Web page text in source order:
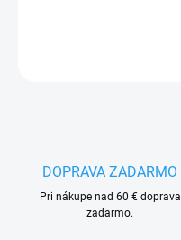
DOPRAVA ZADARMO
Pri nákupe nad 60 € doprava
zadarmo.